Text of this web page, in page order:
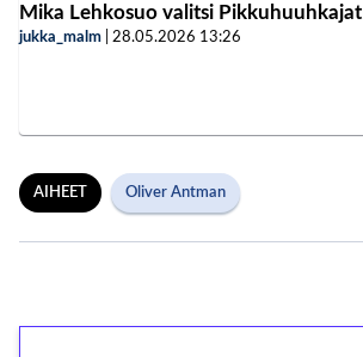
Mika Lehkosuo valitsi Pikkuhuuhkajat
jukka_malm 28.05.2026 13:26
AIHEET Oliver Antman